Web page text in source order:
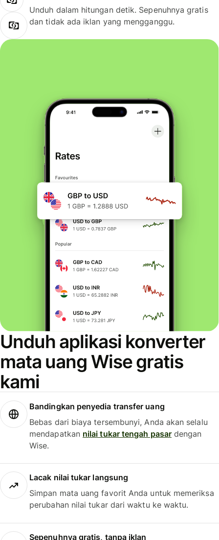
Unduh dalam hitungan detik. Sepenuhnya gratis
dan tidak ada iklan yang mengganggu.
Unduh aplikasi konverter
mata uang Wise gratis
kami
Bandingkan penyedia transfer uang
Bebas dari biaya tersembunyi, Anda akan selalu
mendapatkan nilai tukar tengah pasardengan
Wise.
Lacak nilai tukar langsung
Simpan mata uang favorit Anda untuk memeriksa
perubahan nilai tukar dari waktu ke waktu.
Sepenuhnya gratis, tanpa iklan